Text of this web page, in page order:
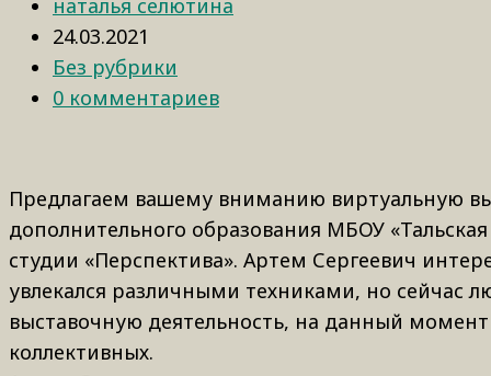
наталья селютина
24.03.2021
Без рубрики
0 комментариев
Предлагаем вашему вниманию виртуальную
дополнительного образования МБОУ
студии «Перспектива». Артем Сергеевич
увлекался различными техниками, но сейчас
выставочную деятельность, на данный
коллективных.